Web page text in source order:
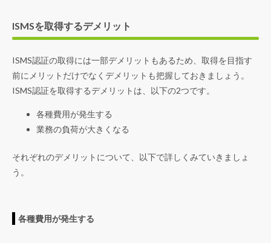
ISMSを取得するデメリット
ISMS認証の取得には一部デメリットもあるため、取得を目指す
前にメリットだけでなくデメリットも把握しておきましょう。
ISMS認証を取得するデメリットは、以下の2つです。
各種費用が発生する
業務の負荷が大きくなる
それぞれのデメリットについて、以下で詳しくみていきましょ
う。
各種費用が発生する